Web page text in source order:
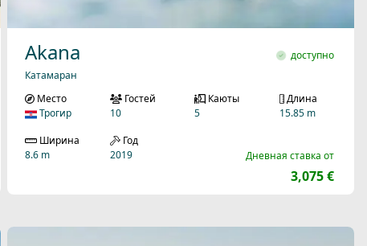
Akana
Катамаран
доступно
Дневная ставка от
3,075 €
Место
Трогир
Гостей
10
Каюты
5
Длина
15.85 m
Ширина
8.6 m
Год
2019